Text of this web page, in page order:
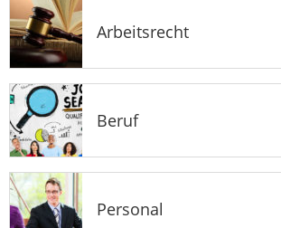
Arbeitsrecht
Beruf
Personal